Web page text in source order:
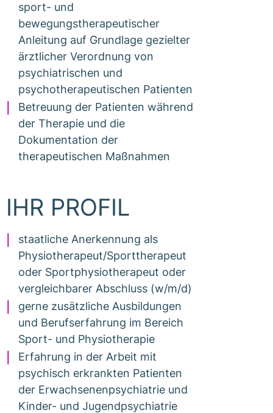
sport- und
bewegungstherapeutischer
Anleitung auf Grundlage gezielter
ärztlicher Verordnung von
psychiatrischen und
psychotherapeutischen Patienten
Betreuung der Patienten während
der Therapie und die
Dokumentation der
therapeutischen Maßnahmen
IHR PROFIL
staatliche Anerkennung als
Physiotherapeut/Sporttherapeut
oder Sportphysiotherapeut oder
vergleichbarer Abschluss (w/m/d)
gerne zusätzliche Ausbildungen
und Berufserfahrung im Bereich
Sport- und Physiotherapie
Erfahrung in der Arbeit mit
psychisch erkrankten Patienten
der Erwachsenenpsychiatrie und
Kinder- und Jugendpsychiatrie